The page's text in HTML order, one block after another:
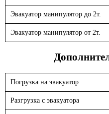
Эвакуатор манипулятор до 2т.
Эвакуатор манипулятор от 2т.
Погрузка на эвакуатор
Разгрузка с эвакуатора